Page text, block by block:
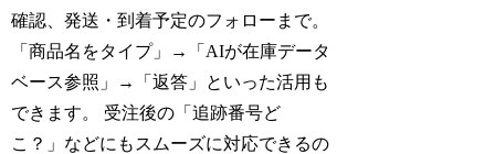
確認、発送・到着予定のフォローまで。
「商品名をタイプ」→「AIが在庫データ
ベース参照」→「返答」といった活用も
できます。 受注後の「追跡番号ど
こ？」などにもスムーズに対応できるの